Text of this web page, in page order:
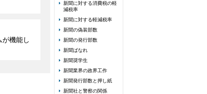
機能し
新聞に対する消費税の軽
減税率
新聞に対する軽減税率
新聞の偽装部数
新聞の発行部数
新聞ばなれ
新聞奨学生
新聞業界の政界工作
新聞発行部数と押し紙
新聞社と警察の関係